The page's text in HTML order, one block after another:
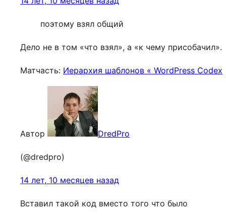
поэтому взял общий
Дело не в том «что взял», а «к чему присобачил».
Матчасть: Иерархия шаблонов « WordPress Codex
Автор DredPro
(@dredpro)
14 лет, 10 месяцев назад
Вставил такой код вместо того что было